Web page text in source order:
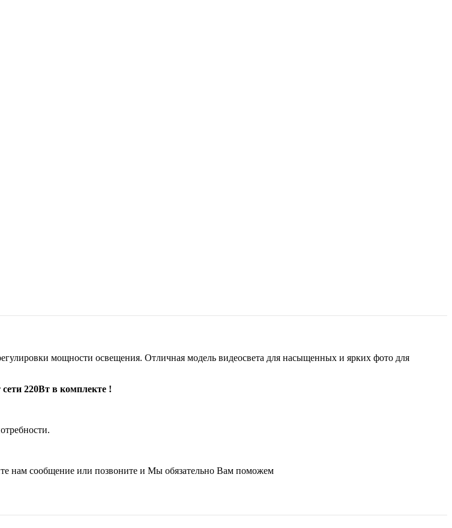
мощности освещения. Отличная модель видеосвета для насыщенных и ярких фото для
220Вт в комплекте !
нам сообщение или позвоните и Мы обязательно Вам поможем